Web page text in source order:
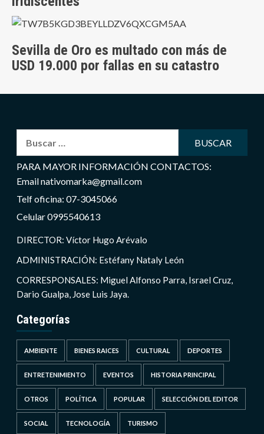
Sevilla de Oro es multado con más de
USD 19.000 por fallas en su catastro
PARA MAYOR INFORMACIÓN CONTACTOS:
Email nativomarka@gmail.com
Telf oficina: 07-3045066
Celular 0995540613
DIRECTOR: Víctor Hugo Arévalo
ADMINISTRACIÓN: Estéfany Nataly León
CORRESPONSALES: Miguel Alfonso Parra, Israel Cruz,
Dario Gualpa, Jose Luis Jaya.
Categorías
AMBIENTE BIENES RAICES CULTURAL DEPORTES
ENTRETENIMIENTO EVENTOS HISTORIA PRINCIPAL
OTROS POLÍTICA POPULAR SELECCIÓN DEL EDITOR
SOCIAL TECNOLOGÍA TURISMO